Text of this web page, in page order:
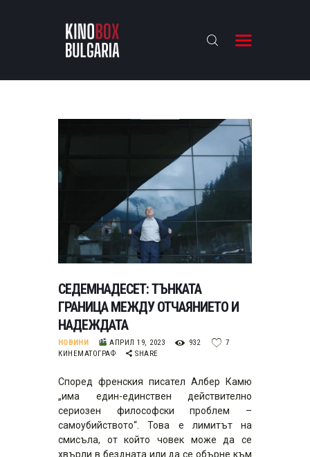
KINOBOX BULGARIA
БАХТИ НАГРАДИТЕ
СЕДЕМНАДЕСЕТ: ТЪНКАТА
ГРАНИЦА МЕЖДУ ОТЧАЯНИЕТО И
НАДЕЖДАТА
НОВИНИ АПРИЛ 19, 2023 932
7
КИНЕМАТОГРАФ
SHARE
Според френския писател Албер Камю
„има един-единствен действително
сериозен философски проблем –
самоубийството“. Това е лимитът на
смисъла, от който човек може да се
хвърли в бездната или да се обърне към